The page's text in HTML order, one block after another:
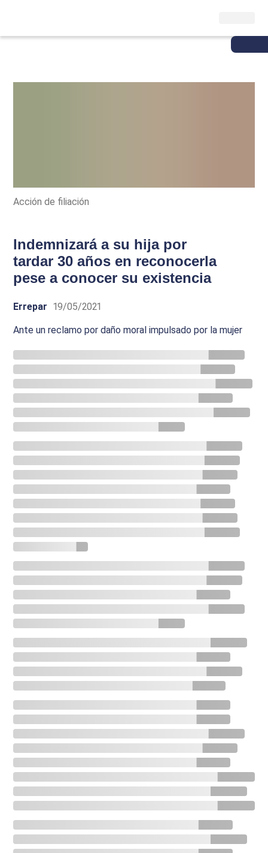
Acción de filiación
Indemnizará a su hija por
tardar 30 años en reconocerla
pese a conocer su existencia
Errepar 19/05/2021
Ante un reclamo por daño moral impulsado por la mujer